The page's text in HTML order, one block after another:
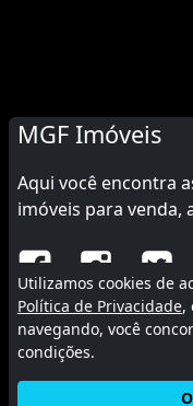
MGF Imóveis
Aqui você encontra
imóveis para venda,
© 2015
Utilizamos cookies de
Política de Privacidade,
navegando, você
condições.